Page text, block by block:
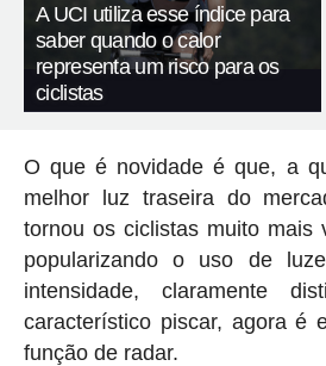
A UCI utiliza esse índice para
saber quando o calor
representa um risco para os
ciclistas
O que é novidade é que, a
melhor luz traseira do
tornou os ciclistas muito mais
popularizando o uso de
intensidade, claramente
característico piscar, agora é
função de radar.